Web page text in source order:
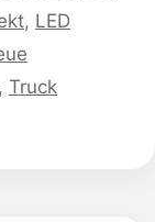
, LED
Truck